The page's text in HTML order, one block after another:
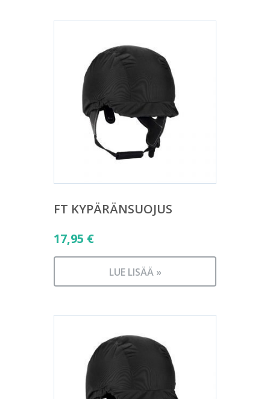
FT KYPÄRÄNSUOJUS
17,95 €
LUE LISÄÄ »